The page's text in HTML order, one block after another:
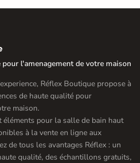
pour l'amenagement de votre maison
Réflex Boutique propose à
de haute qualité pour
maison.
éléments pour la salle de bain haut
à la vente en ligne aux
de tous les avantages Réflex : un
qualité, des échantillons gratuits,